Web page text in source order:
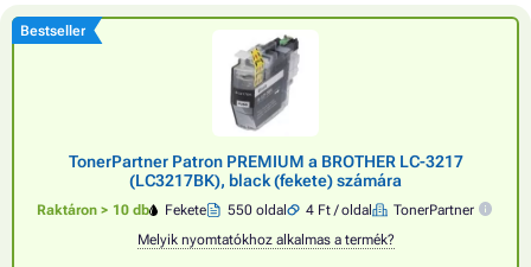
Bestseller
TonerPartner Patron PREMIUM a BROTHER LC-3217
(LC3217BK), black (fekete) számára
Raktáron > 10 db Fekete 550 oldal 4 Ft / oldal
TonerPartner
Melyik nyomtatókhoz alkalmas a termék?